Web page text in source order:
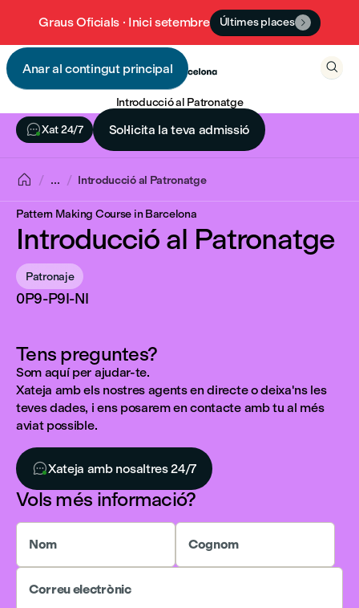
Graus Oficials · Inici setembre Últimes places 
Anar al contingut principal
 
Introducció al Patronatge
Xat 24/7 Sol·licita la teva admissió
 ... Introducció al Patronatge
Pattern Making Course in Barcelona
Introducció al Patronatge
Patronaje
0P9-P9I-NI
Tens preguntes?
Som aquí per ajudar-te.
Xateja amb els nostres agents en directe o deixa'ns les
teves dades, i ens posarem en contacte amb tu al més
aviat possible.
Xateja amb nosaltres 24/7
Vols més informació?
Nom Cognom
Correu electrònic